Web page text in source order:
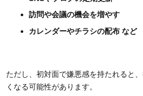
訪問や会議の機会を増やす
カレンダーやチラシの配布 など
ただし、初対面で嫌悪感を持たれると
くなる可能性があります。